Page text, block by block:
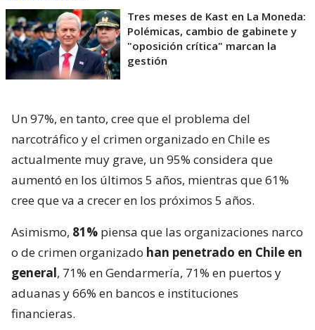
Tres meses de Kast en La Moneda:
Polémicas, cambio de gabinete y
"oposición crítica" marcan la
gestión
Un 97%, en tanto, cree que el problema del
narcotráfico y el crimen organizado en Chile es
actualmente muy grave, un 95% considera que
aumentó en los últimos 5 años, mientras que 61%
cree que va a crecer en los próximos 5 años.
Asimismo, 81% piensa que las organizaciones narco
o de crimen organizado han penetrado en Chile en
general, 71% en Gendarmería, 71% en puertos y
aduanas y 66% en bancos e instituciones
financieras.